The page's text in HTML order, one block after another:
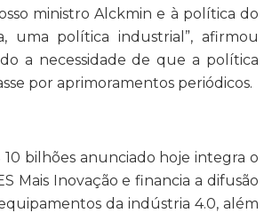
ministro Alckmin e à política do
uma política industrial”, afirmou
a necessidade de que a política
por aprimoramentos periódicos.
bilhões anunciado hoje integra o
Mais Inovação e financia a difusão
da indústria 4.0, além